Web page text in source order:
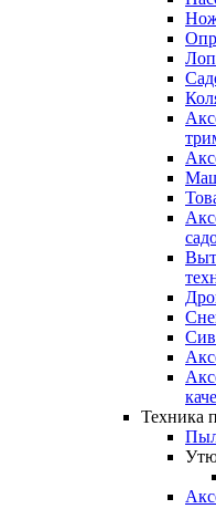
Техника